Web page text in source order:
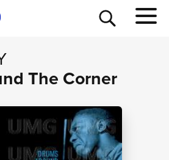
The Corner